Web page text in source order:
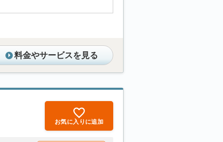
料金やサービスを見る
お気に入りに追加